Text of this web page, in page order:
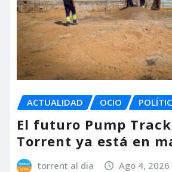
ACTUALIDAD OCIO
El futuro Pump
Torrent ya está en
torrent al dia Ago 4, 2026